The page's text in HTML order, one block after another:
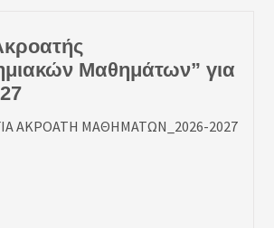
Μαθημάτων” για
ΑΚΡΟΑΤΗ ΜΑΘΗΜΑΤΩΝ_2026-2027